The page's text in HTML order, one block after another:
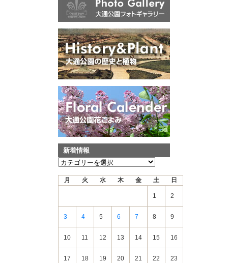
新着情報
新
月 火 水 木 金 土 日
1 2
3 4 5 6 7 8 9
10 11 12 13 14 15 16
17 18 19 20 21 22 23